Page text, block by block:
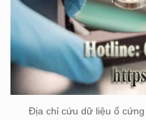
Địa chỉ cứu dữ liệu ổ